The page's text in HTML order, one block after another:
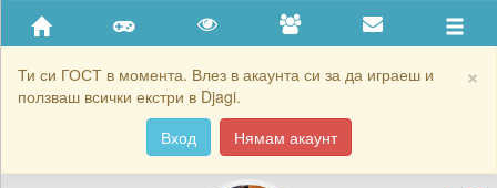
×
Ти си ГОСТ в момента. Влез в акаунта си за да играеш и
ползваш всички екстри в Djagi.
Вход
Нямам акаунт
Приятели
Хронология на игри